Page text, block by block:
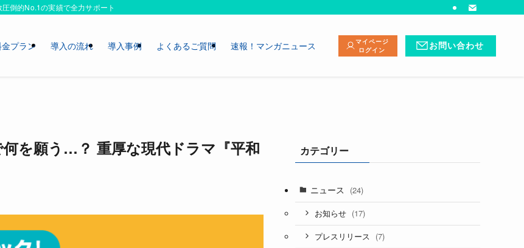
倒的No.1の実績で全力サポートいたします！
プラン 導入の流れ 導入事例 よくあるご質問 速報！マンガニュース
マイページ
ログイン
お問い合わせ
を願う…？ 重厚な現代ドラマ『平和
カテゴリー
ニュース (24)
お知らせ (17)
プレスリリース (7)